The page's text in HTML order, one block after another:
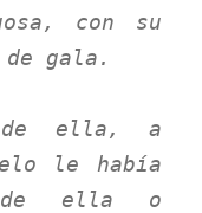
con su
gala.
de ella, a
le había
de ella o